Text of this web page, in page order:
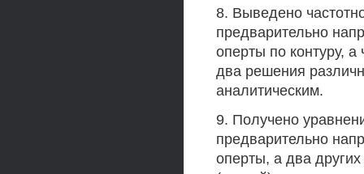
8. Выведено
предварительно
оперты по контуру,
два решения
аналитическим.
9. Получено
предварительно
оперты, а два